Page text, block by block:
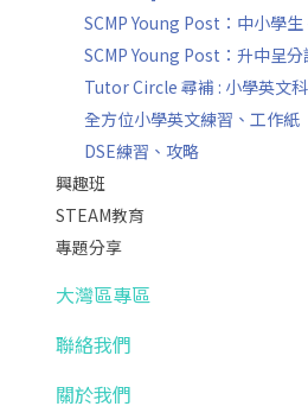
SCMP Young Post：中小學
SCMP Young Post：升中呈
Tutor Circle 尋補 : 小學英文
全方位小學英文練習、工作紙
DSE練習、攻略
興趣班
STEAM教育
專題分享
大灣區專區
聯絡我們
關於我們